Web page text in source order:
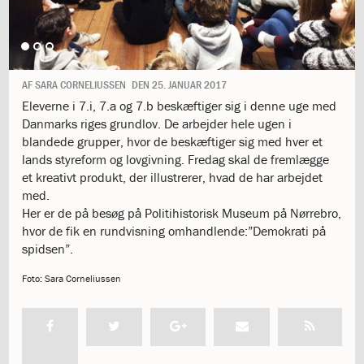
days
of
giving
1.12:
Let
it
Grow
1.13:
Move
it!
1.14:
Ucycle
We
Recycle
1.15:
Historie
Jeanne
d’Arc
AFSARA CORNELIUSSEN DEN 25. JANUAR 2017
Eleverne i 7.i, 7.a og 7.b beskæftiger sig i denne uge med
Danmarks riges grundlov. De arbejder hele ugen i
blandede grupper, hvor de beskæftiger sig med hver et
lands styreform og lovgivning. Fredag skal de fremlægge
et kreativt produkt, der illustrerer, hvad de har arbejdet
med.
Her er de på besøg på Politihistorisk Museum på Nørrebro,
hvor de fik en rundvisning omhandlende:”Demokrati på
spidsen”.
Foto: Sara Corneliussen